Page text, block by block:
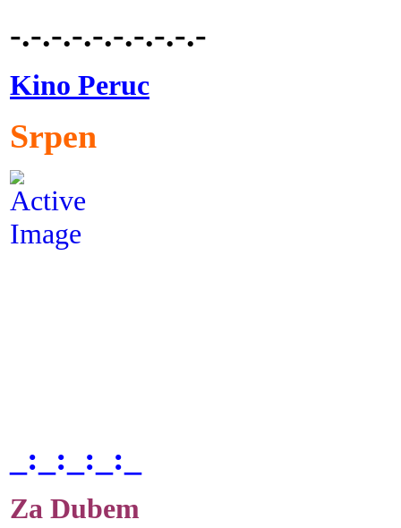
-.-.-.-.-.-.-.-.-.-
Kino Peruc
Srpen
_:_:_:_:_
Za Dubem